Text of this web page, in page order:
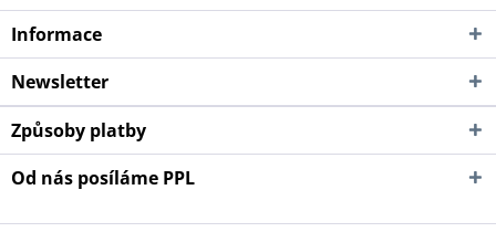
Informace
Newsletter
Způsoby platby
Od nás posíláme PPL